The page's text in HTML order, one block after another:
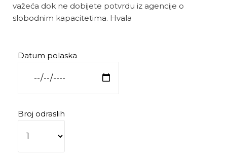
važeća dok ne dobijete potvrdu iz agencije o
slobodnim kapacitetima. Hvala
Datum polaska
Broj odraslih